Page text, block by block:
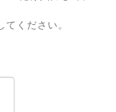
ください。